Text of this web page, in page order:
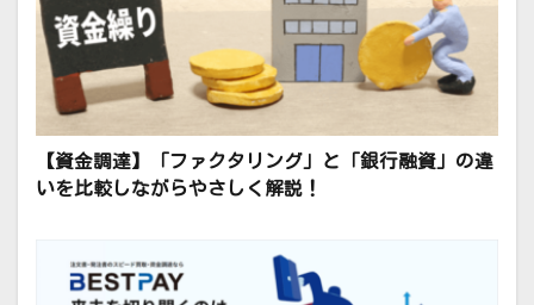
【資金調達】「ファクタリング」と「銀行融資」の違
いを比較しながらやさしく解説！